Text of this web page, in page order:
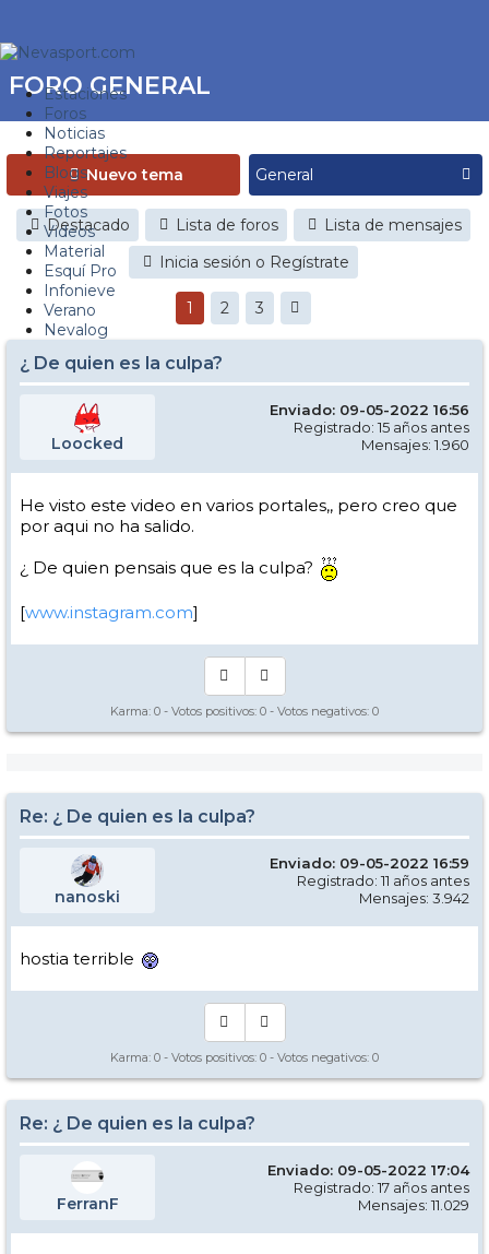
Estaciones
Foros
Noticias
Reportajes
Blogs
Viajes
Fotos
Videos
Material
Esquí Pro
Infonieve
Verano
Nevalog
FORO GENERAL
Nuevo tema
Destacado Lista de foros
Lista de mensajes
Inicia sesión o Regístrate
1 2 3
¿ De quien es la culpa?
Loocked
Enviado: 09-05-2022 16:56
Registrado: 15 años antes
Mensajes: 1.960
He visto este video en varios portales,, pero creo que
por aqui no ha salido.
¿ De quien pensais que es la culpa?
[www.instagram.com]
Karma: 0 - Votos positivos: 0 - Votos negativos: 0
Re: ¿ De quien es la culpa?
nanoski
Enviado: 09-05-2022 16:59
Registrado: 11 años antes
Mensajes: 3.942
hostia terrible
Karma: 0 - Votos positivos: 0 - Votos negativos: 0
Re: ¿ De quien es la culpa?
FerranF
Enviado: 09-05-2022 17:04
Registrado: 17 años antes
Mensajes: 11.029